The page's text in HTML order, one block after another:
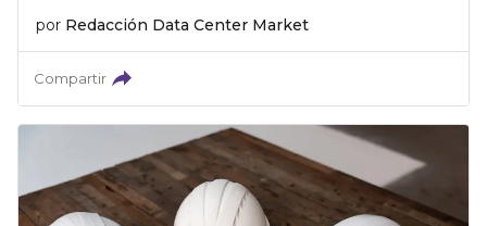
por Redacción Data Center Market
Compartir